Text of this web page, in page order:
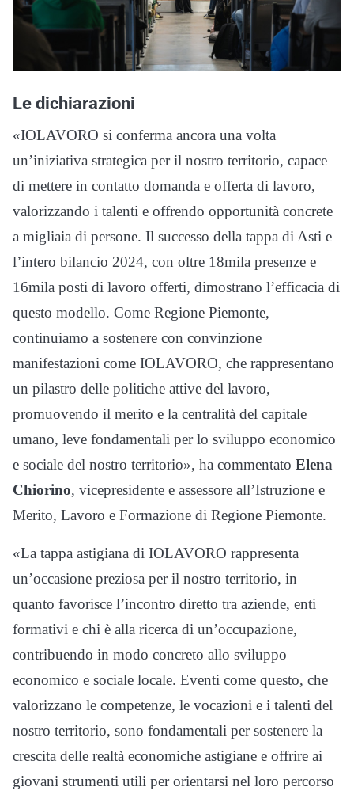
Le dichiarazioni
«IOLAVORO si conferma ancora una volta
un’iniziativa strategica per il nostro territorio, capace
di mettere in contatto domanda e offerta di lavoro,
valorizzando i talenti e offrendo opportunità concrete
a migliaia di persone. Il successo della tappa di Asti e
l’intero bilancio 2024, con oltre 18mila presenze e
16mila posti di lavoro offerti, dimostrano l’efficacia di
questo modello. Come Regione Piemonte,
continuiamo a sostenere con convinzione
manifestazioni come IOLAVORO, che rappresentano
un pilastro delle politiche attive del lavoro,
promuovendo il merito e la centralità del capitale
umano, leve fondamentali per lo sviluppo economico
e sociale del nostro territorio», ha commentato Elena
Chiorino, vicepresidente e assessore all’Istruzione e
Merito, Lavoro e Formazione di Regione Piemonte.
«La tappa astigiana di IOLAVORO rappresenta
un’occasione preziosa per il nostro territorio, in
quanto favorisce l’incontro diretto tra aziende, enti
formativi e chi è alla ricerca di un’occupazione,
contribuendo in modo concreto allo sviluppo
economico e sociale locale. Eventi come questo, che
valorizzano le competenze, le vocazioni e i talenti del
nostro territorio, sono fondamentali per sostenere la
crescita delle realtà economiche astigiane e offrire ai
giovani strumenti utili per orientarsi nel loro percorso